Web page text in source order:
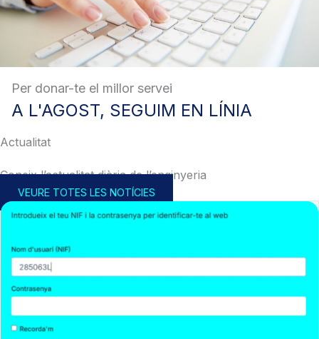
Per donar-te el millor servei
A L'AGOST, SEGUIM EN LÍNIA
Actualitat
Coneix l’actualitat diària de l’enginyeria
VEURE TOTES LES NOTÍCIES